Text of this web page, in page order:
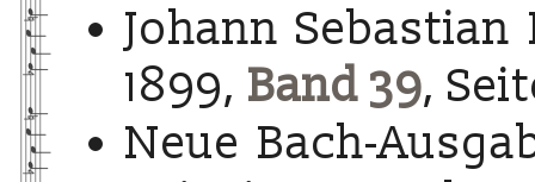
Johann Sebastian
1899, Band 39,
Neue Bach-